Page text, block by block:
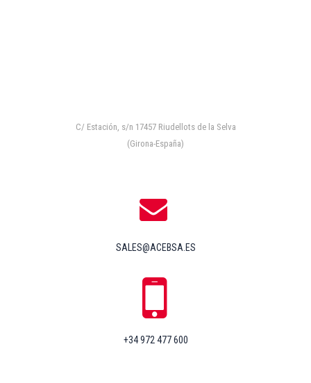
C/ Estación, s/n 17457 Riudellots de la Selva
(Girona-España)
SALES@ACEBSA.ES
+34 972 477 600